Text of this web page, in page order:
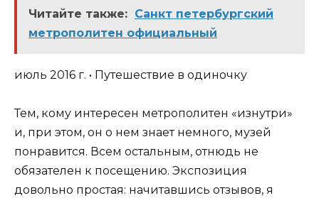
Читайте также: Санкт петербургский
метрополитен официальный
июль 2016 г. • Путешествие в одиночку
Тем, кому интересен метрополитен «изнутри»
и, при этом, он о нем знает немного, музей
понравится. Всем остальным, отнюдь не
обязателен к посещению. Экспозиция
довольно простая: начитавшись отзывов, я